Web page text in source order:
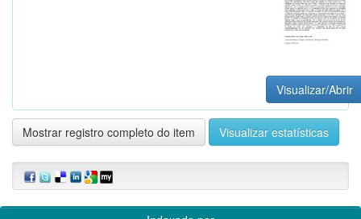
Visualizar/Abrir
Mostrar registro completo do item Visualizar estatísticas